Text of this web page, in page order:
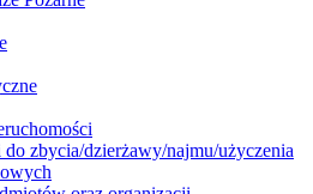
zbycia/dzierżawy/najmu/użyczenia